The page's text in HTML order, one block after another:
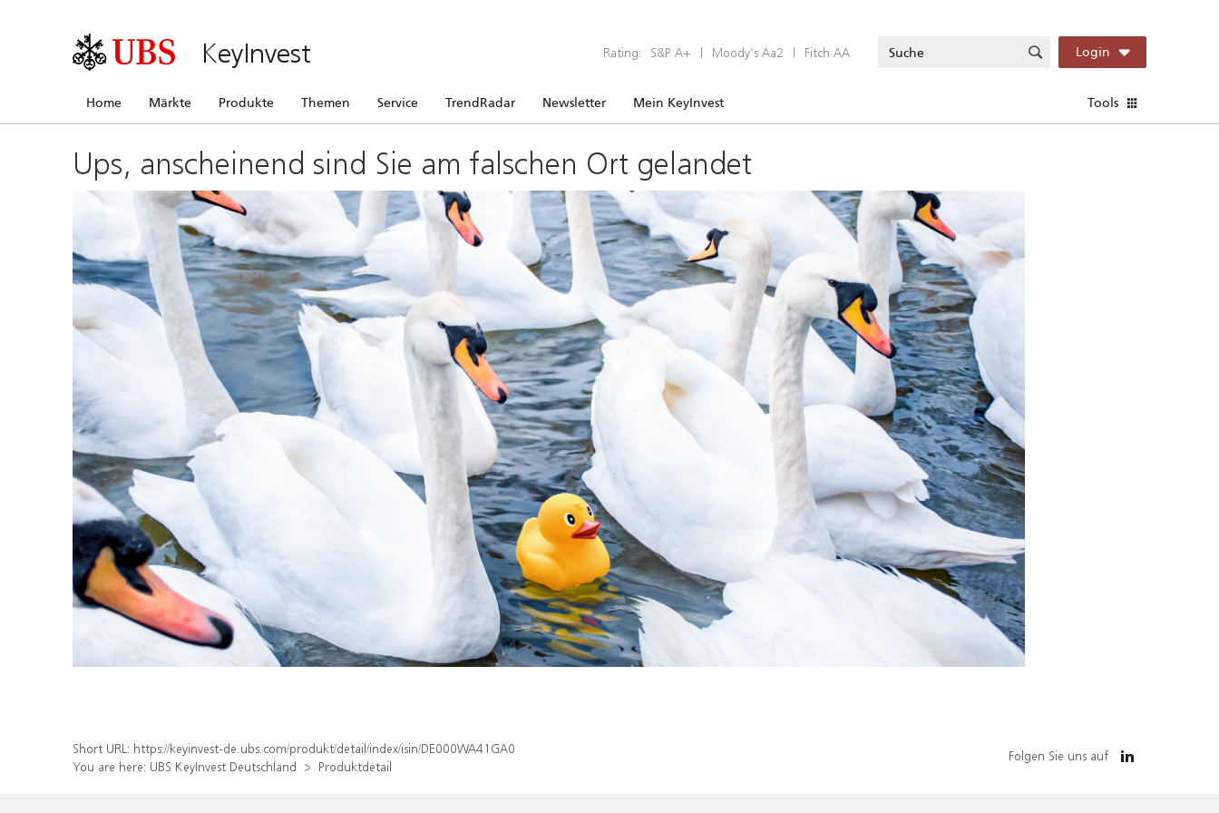
KeyInvest Rating: S&P A+ | Moody’s Aa2 | Fitch AA Login
Home Märkte Produkte Themen Service TrendRadar Newsletter Mein KeyInvest Tools
Ups, anscheinend sind Sie am falschen Ort gelandet
Short URL: https://keyinvest-de.ubs.com/produkt/detail/index/isin/DE000WA41GA0
You are here: UBS KeyInvest Deutschland Produktdetail
Folgen Sie uns auf